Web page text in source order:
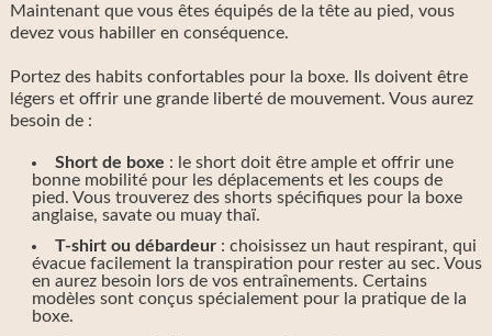
Maintenant que vous êtes équipés de la tête au pied, vous
devez vous habiller en conséquence.
Portez des habits confortables pour la boxe. Ils doivent être
légers et offrir une grande liberté de mouvement. Vous aurez
besoin de :
Short de boxe : le short doit être ample et offrir une
bonne mobilité pour les déplacements et les coups de
pied. Vous trouverez des shorts spécifiques pour la boxe
anglaise, savate ou muay thaï.
T-shirt ou débardeur: choisissez un haut respirant, qui
évacue facilement la transpiration pour rester au sec. Vous
en aurez besoin lors de vos entraînements. Certains
modèles sont conçus spécialement pour la pratique de la
boxe.